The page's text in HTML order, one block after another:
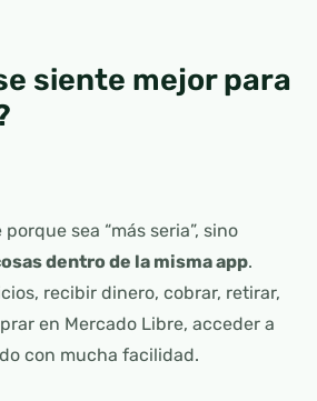
siente mejor para
sea “más seria”, sino
dentro de la misma app.
recibir dinero, cobrar, retirar,
en Mercado Libre, acceder a
con mucha facilidad.